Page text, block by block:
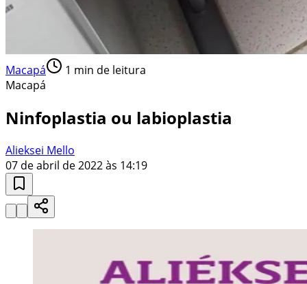
Macapá 1 min de leitura
Macapá
Ninfoplastia ou labioplastia
Alieksei Mello
07 de abril de 2022 às 14:19